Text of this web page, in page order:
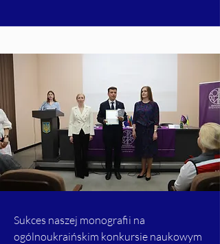
Sukces naszej monografii na
ogólnoukraińskim konkursie naukowym